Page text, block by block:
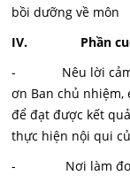
bồi dưỡng về môn
IV. Phần cuối
- Nêu lời cảm ơn
ơn Ban chủ nhiệm,
để đạt được kết
thực hiện nội qui
- Nơi làm đơn,